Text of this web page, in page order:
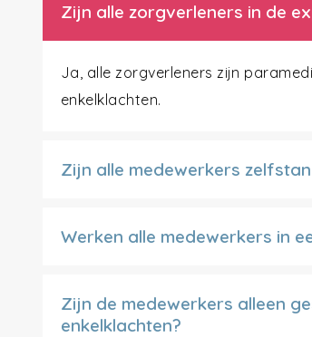
Zijn alle zorgverleners in de
Ja, alle zorgverleners zijn
enkelklachten.
Zijn alle medewerkers
Werken alle medewerkers in
Zijn de medewerkers alleen
enkelklachten?